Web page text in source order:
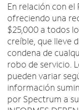
En relación con
ofreciendo una
$25,000 a todos
creíble, que lleve
condena de
robo de servicio.
pueden variar
información
por Spectrum a